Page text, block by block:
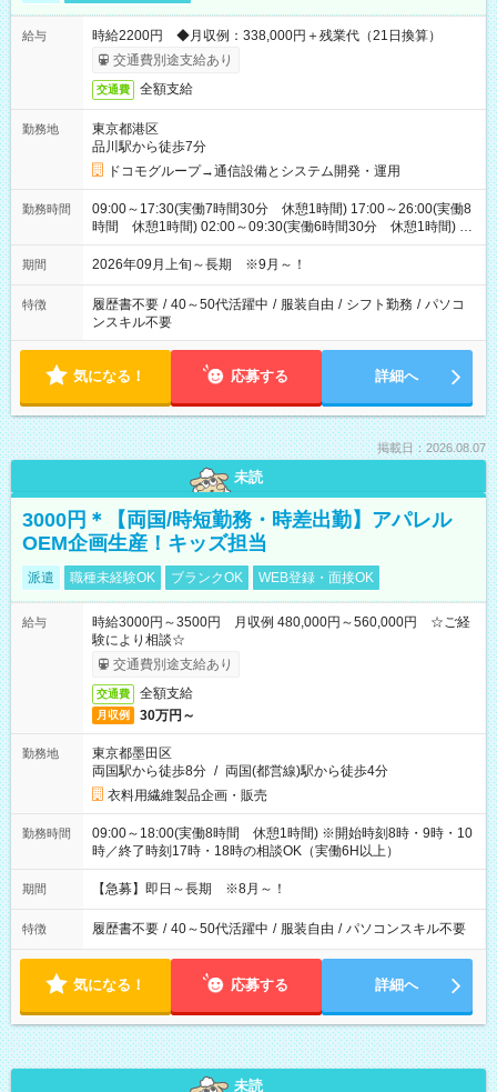
給与
時給2200円 ◆月収例：338,000円＋残業代（21日換算）
交通費別途支給あり
交通費 全額支給
勤務地
東京都港区
品川駅から徒歩7分
ドコモグループ→通信設備とシステム開発・運用
勤務時間
09:00～17:30(実働7時間30分 休憩1時間) 17:00～26:00(実働8
時間 休憩1時間) 02:00～09:30(実働6時間30分 休憩1時間) ※
日勤は就業時間1/夜勤は就業時間2.3を連続で行って頂きます
期間 2026年09月上旬～長期 ※9月～！
特徴 履歴書不要 / 40～50代活躍中 / 服装自由 / シフト勤務 / パソコ
ンスキル不要
気になる！ 応募する 詳細へ
掲載日：2026.08.07
未読
3000円＊【両国/時短勤務・時差出勤】アパレル
OEM企画生産！キッズ担当
派遣 職種未経験OK ブランクOK WEB登録・面接OK
給与
時給3000円～3500円 月収例 480,000円～560,000円 ☆ご経
験により相談☆
交通費別途支給あり
交通費 全額支給
月収例 30万円～
勤務地
東京都墨田区
両国駅から徒歩8分 / 両国(都営線)駅から徒歩4分
衣料用繊維製品企画・販売
勤務時間
09:00～18:00(実働8時間 休憩1時間) ※開始時刻8時・9時・10
時／終了時刻17時・18時の相談OK（実働6H以上）
期間 【急募】即日～長期 ※8月～！
特徴 履歴書不要 / 40～50代活躍中 / 服装自由 / パソコンスキル不要
気になる！ 応募する 詳細へ
未読